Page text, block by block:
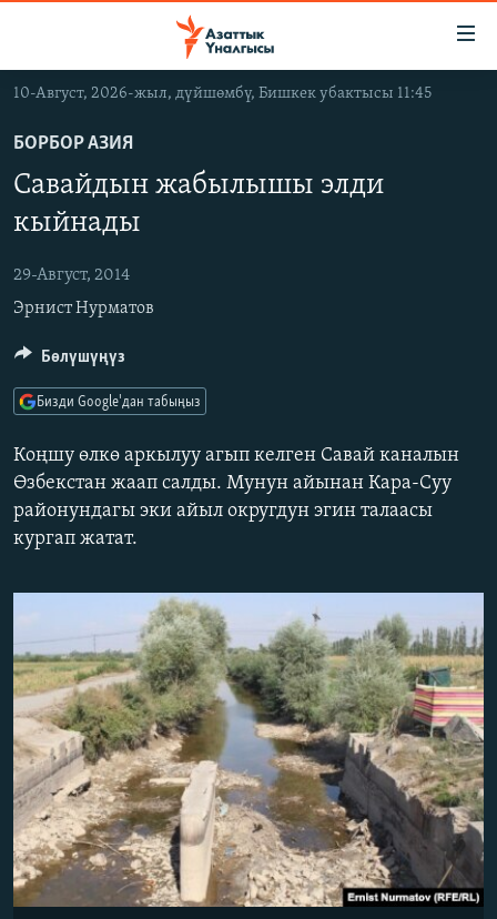
Навигацияга
өтүңүз
салыңызКЫРГЫЗСТАН
ЭКОНОМИКА
МАДАНИЯТ
ДҮЙНӨ
БОРБОР АЗИЯ
УКРАИНА
АТАЙЫН ИЛИКТӨӨ
ТВ ПРОГРАММАЛАР
БҮГҮН АЗАТТЫКТА
ЭКСПЕРТТЕР ТАЛДАЙТ
ДАНИСТЕ
ЭЖЕ-СИҢДИЛЕР
ЫҢГАЙСЫЗ СУРООЛОР
ПОДКАСТ
ӨЗГӨЧӨ ПИКИР
Русский
ОНЛАЙН ШЕРИНЕ
ЭЕ/АРнун бардык сайттары
10-Август, 2026-жыл, дүйшөмбү, Бишкек убактысы 11:45
БОРБОР АЗИЯ
Савайдын жабылышы элди
кыйнады
29-Август, 2014
Эрнист Нурматов
Коңшу өлкө аркылуу агып келген Савай каналын
Өзбекстан жаап салды. Мунун айынан Кара-Суу
районундагы эки айыл округдун эгин талаасы
кургап жатат.
Бөлүшүңүз
Бизди Google'дан табыңыз